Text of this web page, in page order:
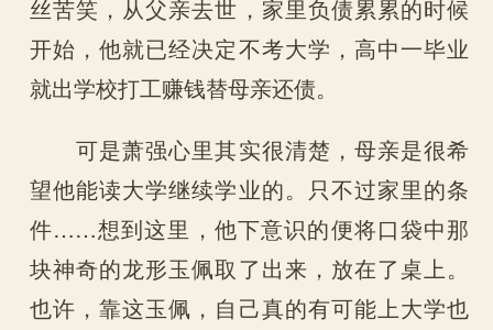
丝苦笑，从父亲去世，家里负债累累的时候
开始，他就已经决定不考大学，高中一毕业
就出学校打工赚钱替母亲还债。
可是萧强心里其实很清楚，母亲是很希
望他能读大学继续学业的。只不过家里的条
件……想到这里，他下意识的便将口袋中那
块神奇的龙形玉佩取了出来，放在了桌上。
也许，靠这玉佩，自己真的有可能上大学也